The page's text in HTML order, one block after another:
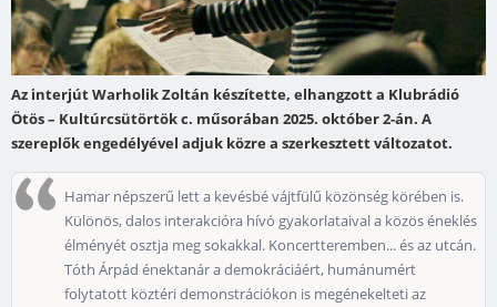
Az interjút Warholik Zoltán készítette, elhangzott a Klubrádió
Ötös – Kultúrcsütörtök c. műsorában 2025. október 2-án. A
szereplők engedélyével adjuk közre a szerkesztett változatot.
Hamar népszerű lett a kevésbé vájtfülű közönség körében is.
Különös, dalos interakcióra hívó gyakorlataival a közös éneklés
élményét osztja meg sokakkal. Koncertteremben... és az utcán.
Tóth Árpád énektanár a demokráciáért, humánumért
folytatott köztéri demonstrációkon is megénekelteti az